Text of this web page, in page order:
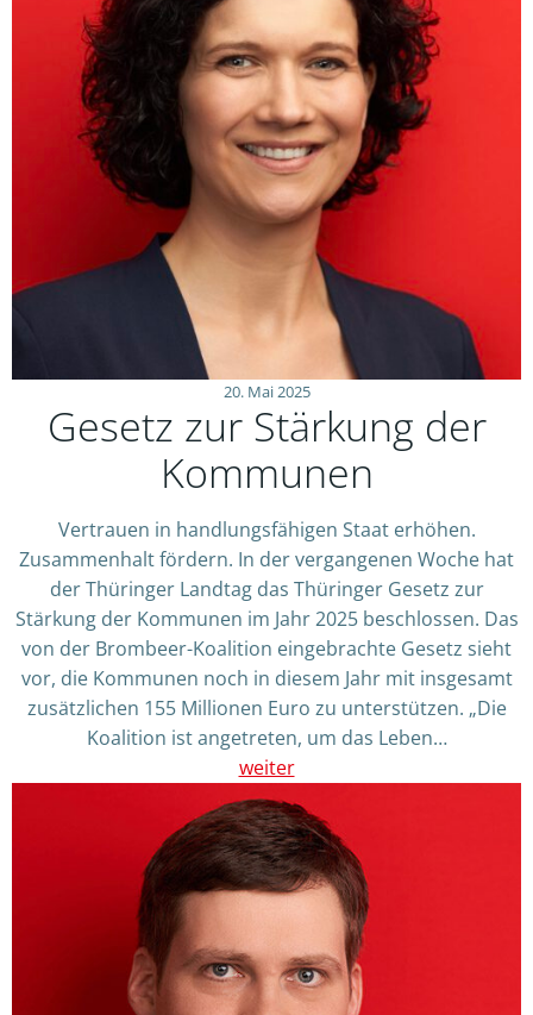
20. Mai 2025
Gesetz zur Stärkung der
Kommunen
Vertrauen in handlungsfähigen Staat erhöhen.
Zusammenhalt fördern. In der vergangenen Woche hat
der Thüringer Landtag das Thüringer Gesetz zur
Stärkung der Kommunen im Jahr 2025 beschlossen. Das
von der Brombeer-Koalition eingebrachte Gesetz sieht
vor, die Kommunen noch in diesem Jahr mit insgesamt
zusätzlichen 155 Millionen Euro zu unterstützen. „Die
Koalition ist angetreten, um das Leben…
weiter